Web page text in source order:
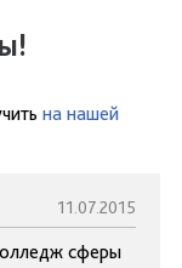
на нашей
11.07.2015
сферы